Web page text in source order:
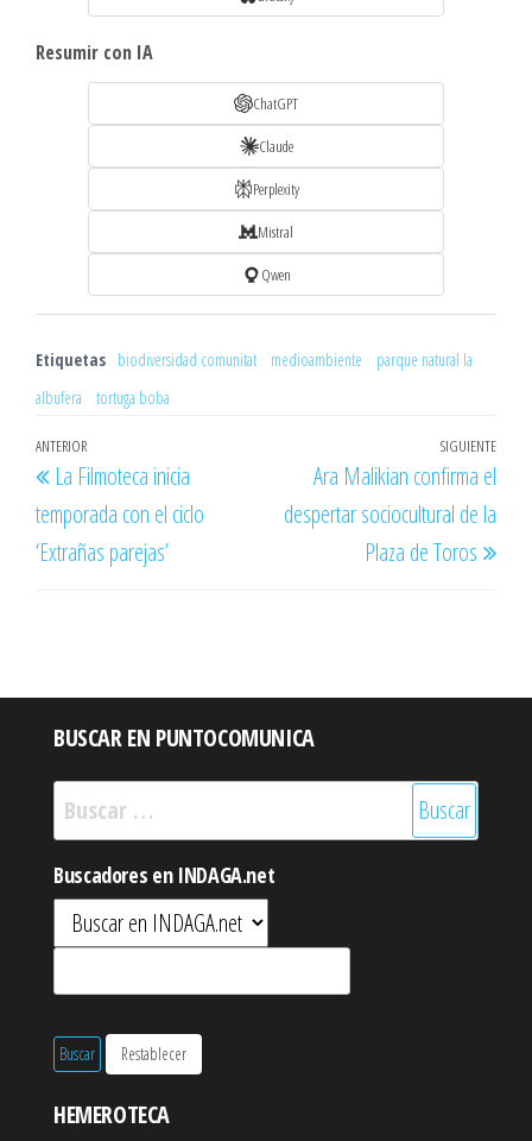
Resumir con IA
ChatGPT
Claude
Perplexity
Mistral
Qwen
Etiquetas biodiversidad comunitat medioambiente
parque natural la
albufera
tortuga boba
Navegación
de
entradas
Entrada
anterior
ANTERIOR
La Filmoteca inicia
temporada con el ciclo
‘Extrañas parejas’
SIGUIENTE
Ara Malikian confirma el
despertar sociocultural de la
Plaza de Toros
BUSCAR EN PUNTOCOMUNICA
Buscar:
Buscadores en INDAGA.net
HEMEROTECA